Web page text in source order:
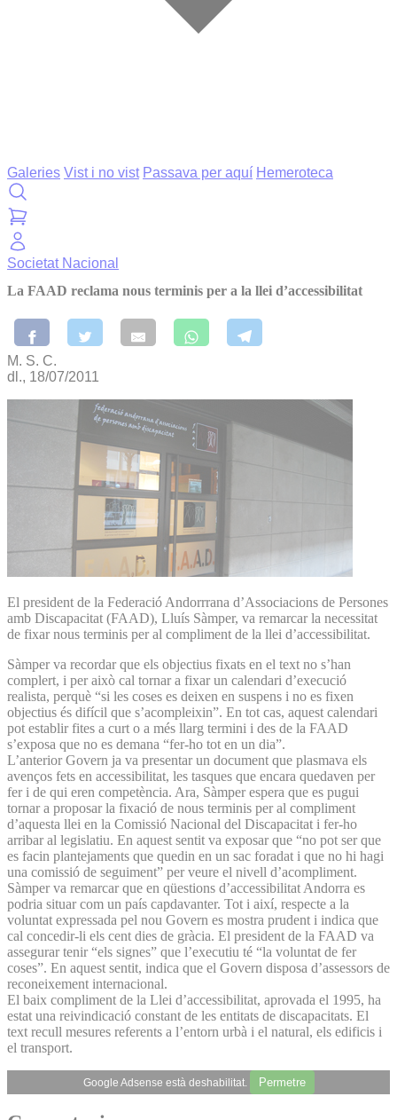
Galeries Vist i no vist Passava per aquí Hemeroteca
Societat Nacional
La FAAD reclama nous terminis per a la llei d’accessibilitat
M. S. C.
dl., 18/07/2011
El president de la Federació Andorrrana d’Associacions de Persones
amb Discapacitat (FAAD), Lluís Sàmper, va remarcar la necessitat
de fixar nous terminis per al compliment de la llei d’accessibilitat.
Sàmper va recordar que els objectius fixats en el text no s’han
complert, i per això cal tornar a fixar un calendari d’execució
realista, perquè “si les coses es deixen en suspens i no es fixen
objectius és difícil que s’acompleixin”. En tot cas, aquest calendari
pot establir fites a curt o a més llarg termini i des de la FAAD
s’exposa que no es demana “fer-ho tot en un dia”.
L’anterior Govern ja va presentar un document que plasmava els
avenços fets en accessibilitat, les tasques que encara quedaven per
fer i de qui eren competència. Ara, Sàmper espera que es pugui
tornar a proposar la fixació de nous terminis per al compliment
d’aquesta llei en la Comissió Nacional del Discapacitat i fer-ho
arribar al legislatiu. En aquest sentit va exposar que “no pot ser que
es facin plantejaments que quedin en un sac foradat i que no hi hagi
una comissió de seguiment” per veure el nivell d’acompliment.
Sàmper va remarcar que en qüestions d’accessibilitat Andorra es
podria situar com un país capdavanter. Tot i així, respecte a la
voluntat expressada pel nou Govern es mostra prudent i indica que
cal concedir-li els cent dies de gràcia. El president de la FAAD va
assegurar tenir “els signes” que l’executiu té “la voluntat de fer
coses”. En aquest sentit, indica que el Govern disposa d’assessors de
reconeixement internacional.
El baix compliment de la Llei d’accessibilitat, aprovada el 1995, ha
estat una reivindicació constant de les entitats de discapacitats. El
text recull mesures referents a l’entorn urbà i el natural, els edificis i
el transport.
Google Adsense està deshabilitat. Permetre